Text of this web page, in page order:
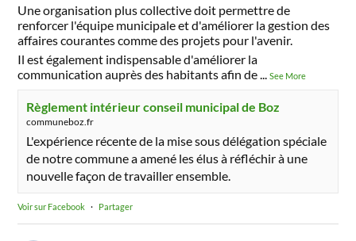
Une organisation plus collective doit permettre de
renforcer l'équipe municipale et d'améliorer la gestion des
affaires courantes comme des projets pour l'avenir.
Il est également indispensable d'améliorer la
communication auprès des habitants afin de...See More
Règlement intérieur conseil municipal de Boz
communeboz.fr
L'expérience récente de la mise sous délégation spéciale
de notre commune a amené les élus à réfléchir à une
nouvelle façon de travailler ensemble.
Voir sur Facebook · Partager